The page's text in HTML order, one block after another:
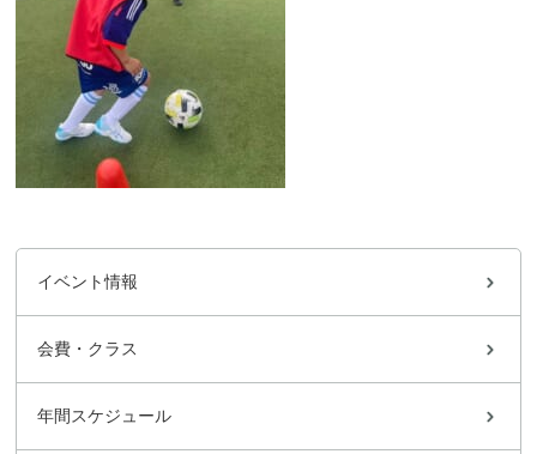
イベント情報
会費・クラス
年間スケジュール